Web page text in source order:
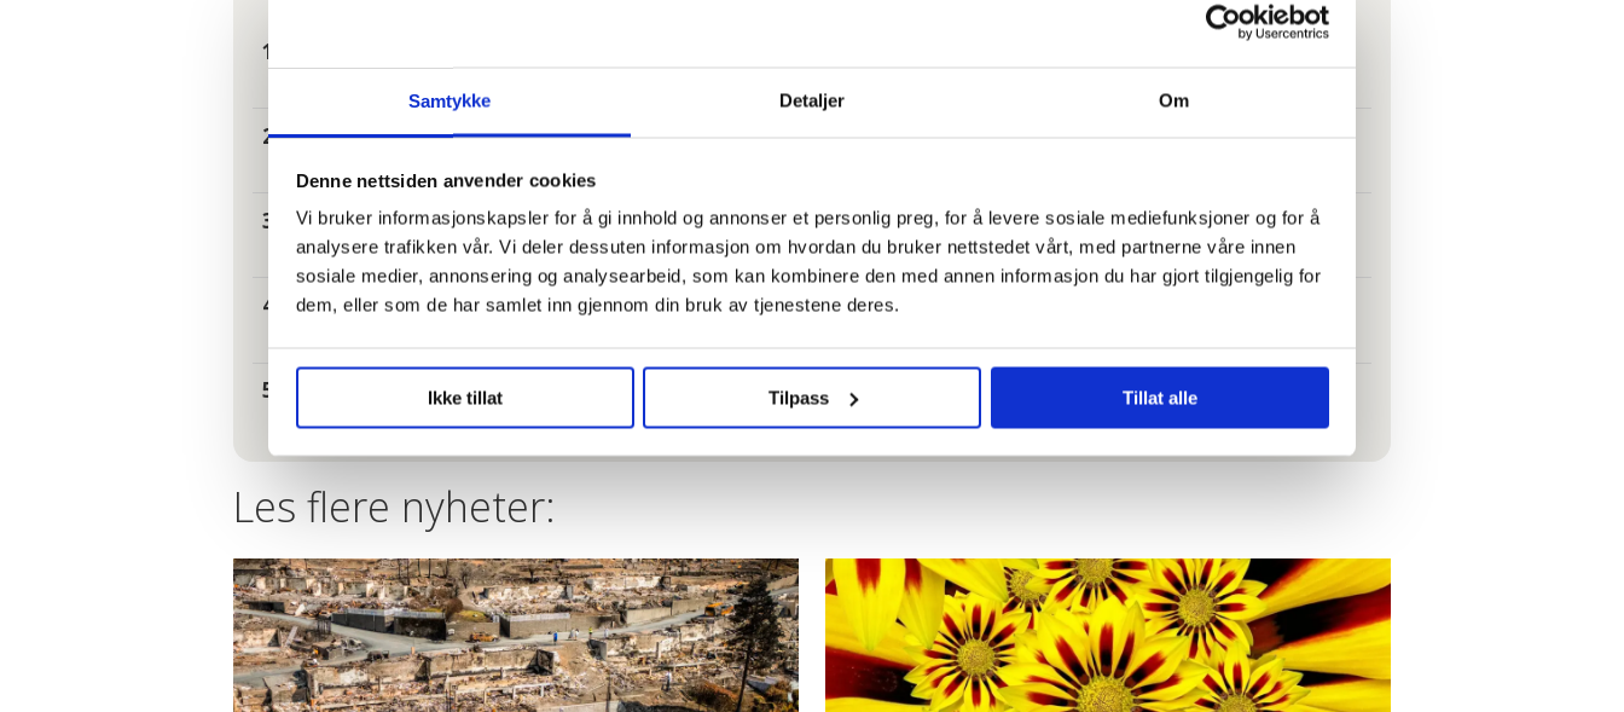
Samtykke Detaljer Om
Denne nettsiden anvender cookies
Vi bruker informasjonskapsler for å gi innhold og annonser et personlig preg, for å levere sosiale mediefunksjoner og for å
analysere trafikken vår. Vi deler dessuten informasjon om hvordan du bruker nettstedet vårt, med partnerne våre innen
sosiale medier, annonsering og analysearbeid, som kan kombinere den med annen informasjon du har gjort tilgjengelig for
dem, eller som de har samlet inn gjennom din bruk av tjenestene deres.
Ikke tillat Tilpass Tillat alle
og glemt
Tannhelse: Se om du har krav på gratis tannbehandling uten å vite det
I kø for å bli enige om lønna. Sjekk hele lista her
– Reglene nå er så jævlig arbeiderfiendtlige at jeg skjønner ikke at folk kan svelge det
Fruktsukker utpekt som driver for kreft
Les flere nyheter: